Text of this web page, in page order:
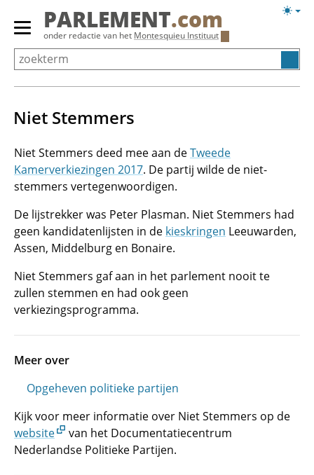
Overslaan
Primair
menu
tonen/verbergen
PARLEMENT.com
onder redactie van het Montesquieu Instituut
Niet Stemmers
Niet Stemmers deed mee aan deTweede
Kamerverkiezingen 2017. De partij wilde de niet-
stemmers vertegenwoordigen.
De lijstrekker was Peter Plasman. Niet Stemmers had
geen kandidatenlijsten in de kieskringen Leeuwarden,
Assen, Middelburg en Bonaire.
Niet Stemmers gaf aan in het parlement nooit te
zullen stemmen en had ook geen
verkiezingsprogramma.
Meer over
Opgeheven politieke partijen
Kijk voor meer informatie over Niet Stemmers op de
website
van het Documentatiecentrum
Nederlandse Politieke Partijen.